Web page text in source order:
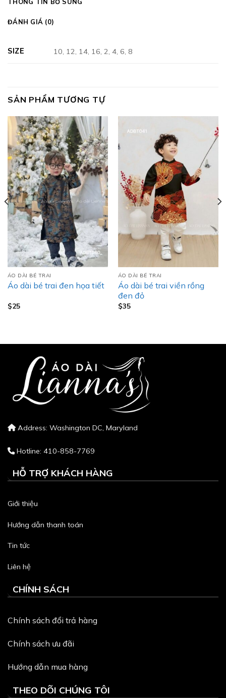
ĐÁNH GIÁ (0)
SIZE 10, 12, 14, 16, 2, 4, 6, 8
SẢN PHẨM TƯƠNG TỰ
ÁO DÀI BÉ TRAI
Áo dài bé trai đen họa tiết
$25
ÁO DÀI BÉ TRAI
Áo dài bé trai viền rồng
đen đỏ
$35
Address: Washington DC, Maryland
Hotline: 410-858-7769
HỖ TRỢ KHÁCH HÀNG
Giới thiệu
Hướng dẫn thanh toán
Tin tức
Liên hệ
CHÍNH SÁCH
Chính sách đổi trả hàng
Chính sách ưu đãi
Hướng dẫn mua hàng
THEO DÕI CHÚNG TÔI